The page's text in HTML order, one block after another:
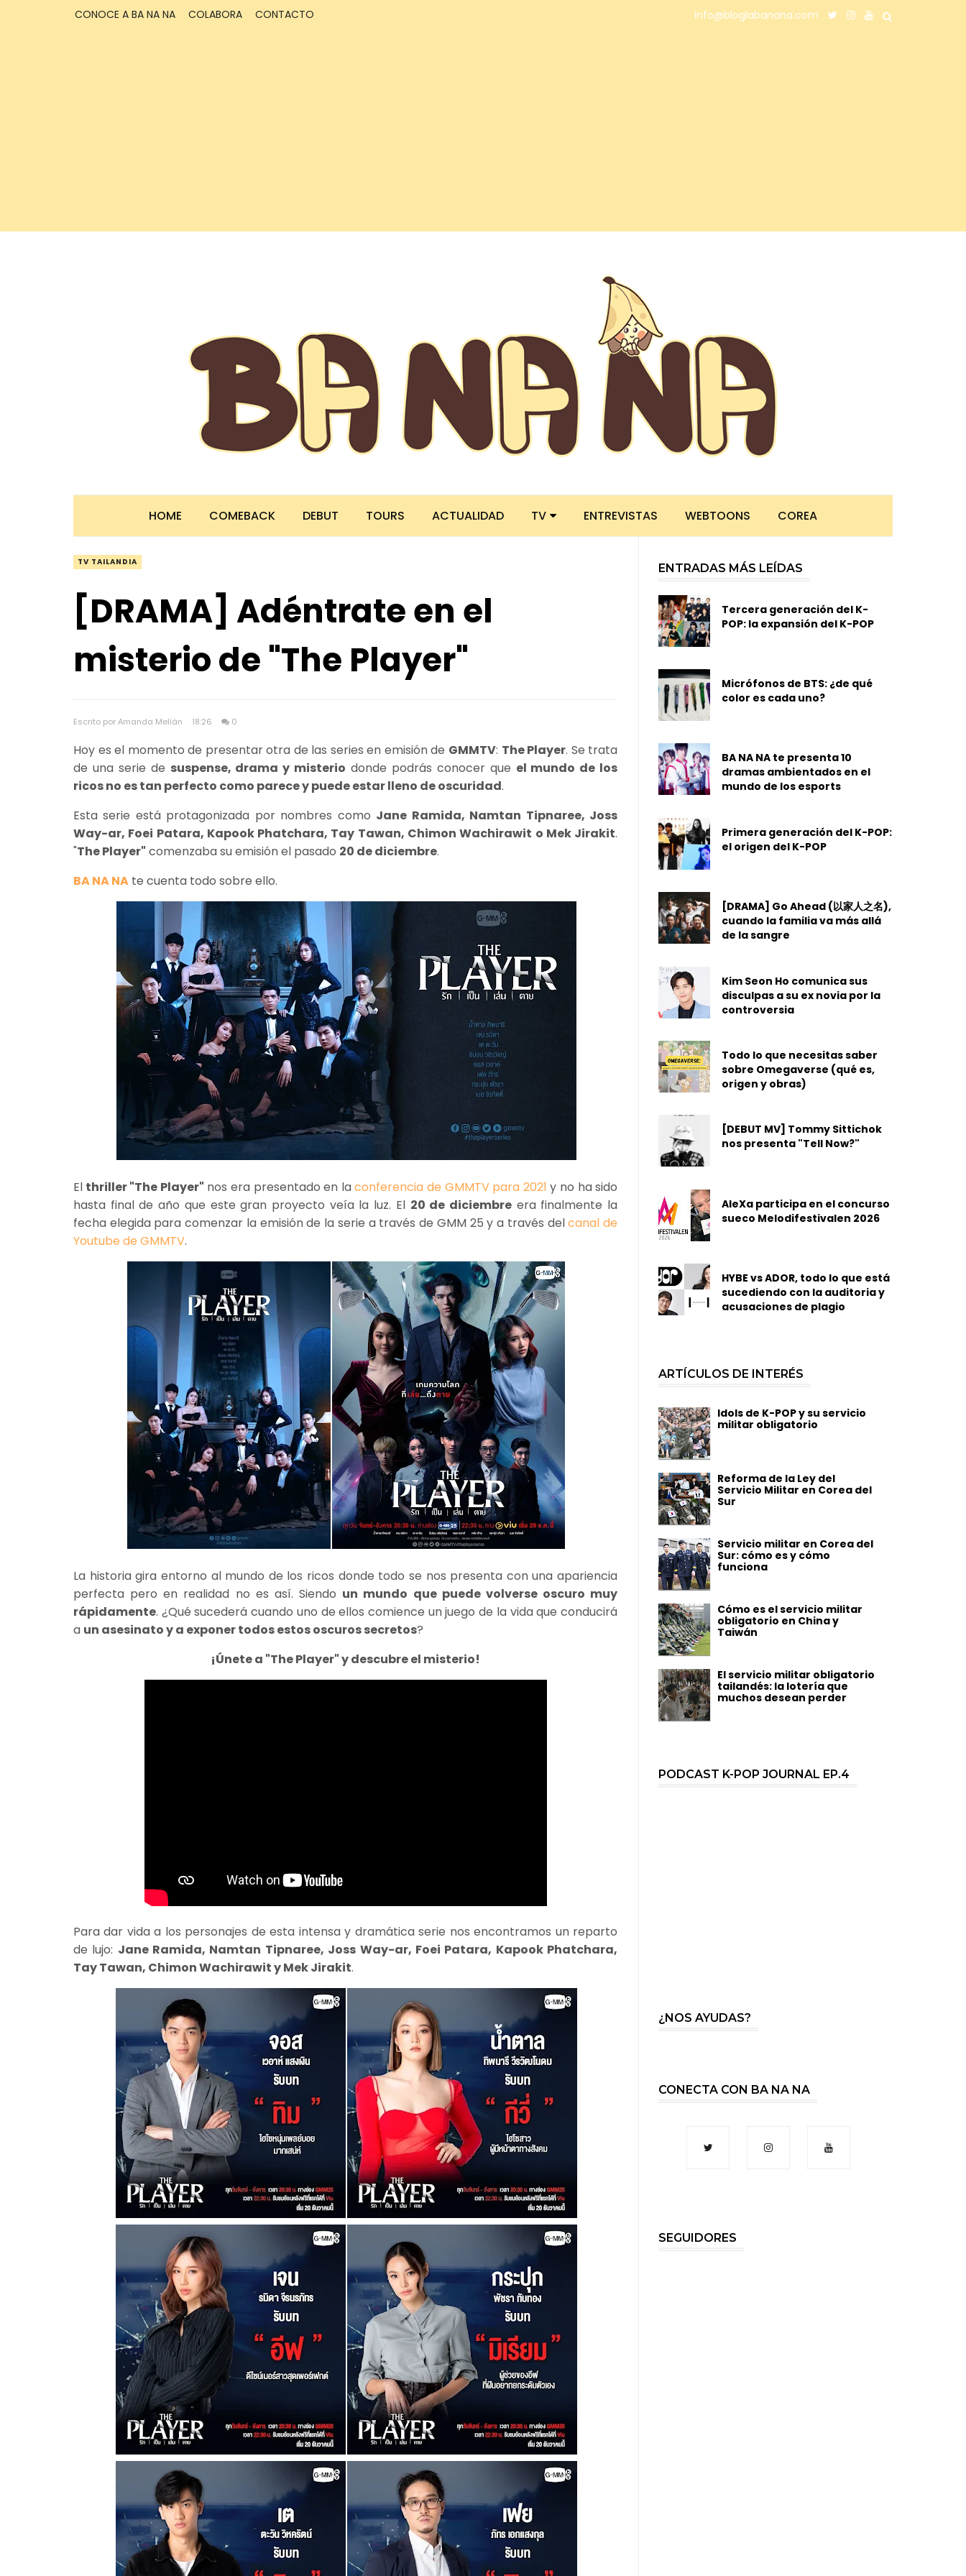
CONOCE A BA NA NA COLABORA CONTACTO info@bloglabanana.com
HOME COMEBACK DEBUT TOURS ACTUALIDAD TV ENTREVISTAS WEBTOONS COREA
TV TAILANDIA
[DRAMA] Adéntrate en el
misterio de "The Player"
Escrito por Amanda Melián 18:26 0
Hoy es el momento de presentar otra de las series en emisión de GMMTV: The Player. Se trata
de una serie de suspense, drama y misterio donde podrás conocer que el mundo de los
ricos no es tan perfecto como parece y puede estar lleno de oscuridad.
Esta serie está protagonizada por nombres como Jane Ramida, Namtan Tipnaree, Joss
Way-ar, Foei Patara, Kapook Phatchara, Tay Tawan, Chimon Wachirawit o Mek Jirakit.
"The Player" comenzaba su emisión el pasado 20 de diciembre.
BA NA NA te cuenta todo sobre ello.
El thriller "The Player" nos era presentado en laconferencia de GMMTV para 2021 y no ha sido
hasta final de año que este gran proyecto veía la luz. El 20 de diciembreera finalmente la
fecha elegida para comenzar la emisión de la serie a través de GMM 25 y a través delcanal de
Youtube de GMMTV.
La historia gira entorno al mundo de los ricos donde todo se nos presenta con una apariencia
perfecta pero en realidad no es así. Siendo un mundo que puede volverse oscuro muy
rápidamente. ¿Qué sucederá cuando uno de ellos comience un juego de la vida que conducirá
a un asesinato y a exponer todos estos oscuros secretos?
¡Únete a "The Player" y descubre el misterio!
Para dar vida a los personajes de esta intensa y dramática serie nos encontramos un reparto
de lujo: Jane Ramida, Namtan Tipnaree, Joss Way-ar, Foei Patara, Kapook Phatchara,
Tay Tawan, Chimon Wachirawit y Mek Jirakit.
ENTRADAS MÁS LEÍDAS
Tercera generación del K-
POP: la expansión del K-POP
Micrófonos de BTS: ¿de qué
color es cada uno?
BA NA NA te presenta 10
dramas ambientados en el
mundo de los esports
Primera generación del K-POP:
el origen del K-POP
[DRAMA] Go Ahead (以家人之名),
cuando la familia va más allá
de la sangre
Kim Seon Ho comunica sus
disculpas a su ex novia por la
controversia
Todo lo que necesitas saber
sobre Omegaverse (qué es,
origen y obras)
[DEBUT MV] Tommy Sittichok
nos presenta "Tell Now?"
AleXa participa en el concurso
sueco Melodifestivalen 2026
HYBE vs ADOR, todo lo que está
sucediendo con la auditoria y
acusaciones de plagio
ARTÍCULOS DE INTERÉS
Idols de K-POP y su servicio
militar obligatorio
Reforma de la Ley del
Servicio Militar en Corea del
Sur
Servicio militar en Corea del
Sur: cómo es y cómo
funciona
Cómo es el servicio militar
obligatorio en China y
Taiwán
El servicio militar obligatorio
tailandés: la lotería que
muchos desean perder
PODCAST K-POP JOURNAL EP.4
¿NOS AYUDAS?
CONECTA CON BA NA NA
SEGUIDORES